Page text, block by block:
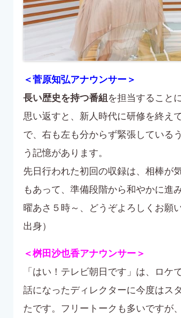
＜菅原知弘アナウンサー＞
長い歴史を持つ番組を担当すること
思い返すと、新人時代に研修を終え
で、右も左も分からず緊張している
う記憶があります。
先日行われた初回の収録は、相棒が
もあって、準備段階から和やかに進
曜あさ５時～、どうぞよろしくお願
出身）
＜桝田沙也香アナウンサー＞
「はい！テレビ朝日です」は、ロ
話になったディレクターに今度はス
たです。フリートークも多いですが